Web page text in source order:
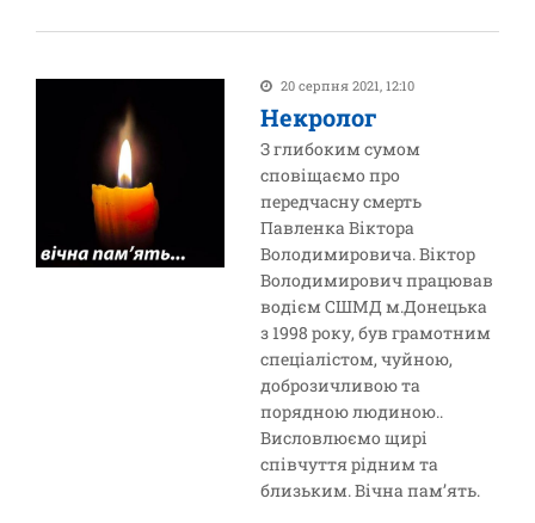
20 серпня 2021, 12:10
Некролог
З глибоким сумом
сповіщаємо про
передчасну смерть
Павленка Віктора
Володимировича. Віктор
Володимирович працював
водієм СШМД м.Донецька
з 1998 року, був грамотним
спеціалістом, чуйною,
доброзичливою та
порядною людиною..
Висловлюємо щирі
співчуття рідним та
близьким. Вічна пам’ять.